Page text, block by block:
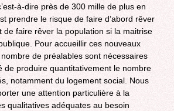
à-dire près de 300 mille de plus en
prendre le risque de faire d’abord rêver
de faire rêver la population si la maitrise
Pour accueillir ces nouveaux
de préalables sont nécessaires
de produire quantitativement le nombre
notamment du logement social. Nous
une attention particulière à la
qualitatives adéquates au besoin